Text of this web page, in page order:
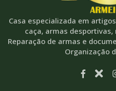
Casa especializada em
caça, armas
Reparação de armas e
Organização